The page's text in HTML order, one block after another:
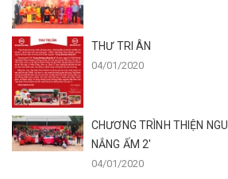
THƯ TRI ÂN
04/01/2020
CHƯƠNG TRÌNH THIỆN
NẮNG ẤM 2'
04/01/2020